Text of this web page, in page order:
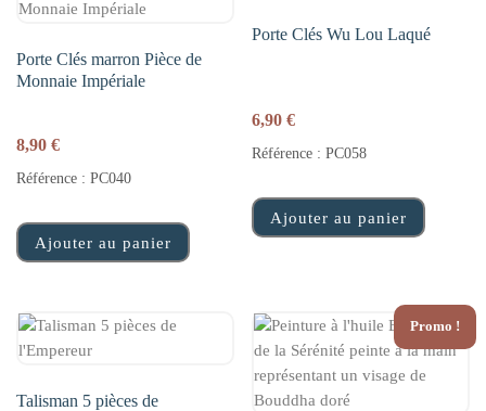
Porte Clés marron Pièce de
Monnaie Impériale
8,90 €
Référence : PC040
Ajouter au panier
Porte Clés Wu Lou Laqué
6,90€
Référence : PC058
Ajouter au panier
Talisman 5 pièces de
Promo !